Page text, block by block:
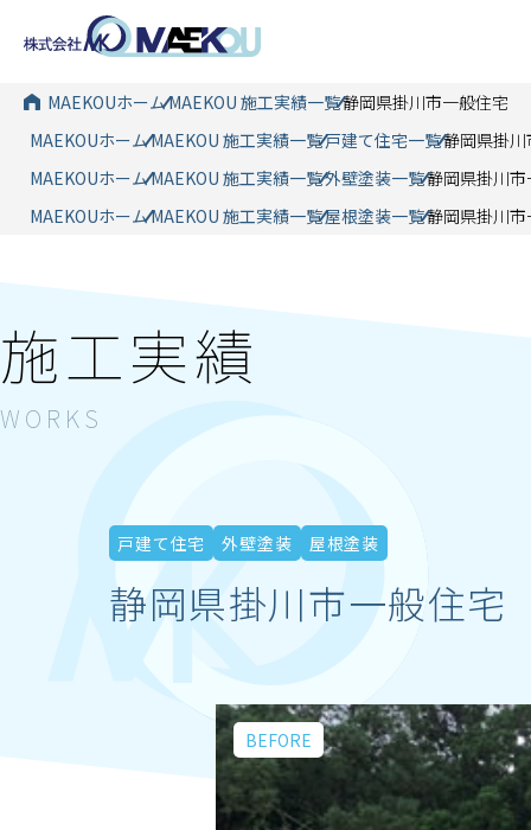
MAEKOUホームMAEKOU 施工実績一覧静岡県掛川市一般住宅
MAEKOUホームMAEKOU 施工実績一覧戸建て住宅一覧静岡県掛
MAEKOUホームMAEKOU 施工実績一覧外壁塗装一覧静岡県掛川
MAEKOUホームMAEKOU 施工実績一覧屋根塗装一覧静岡県掛川
施工実績
戸建て住宅 外壁塗装 屋根塗装
静岡県掛川市一般住宅